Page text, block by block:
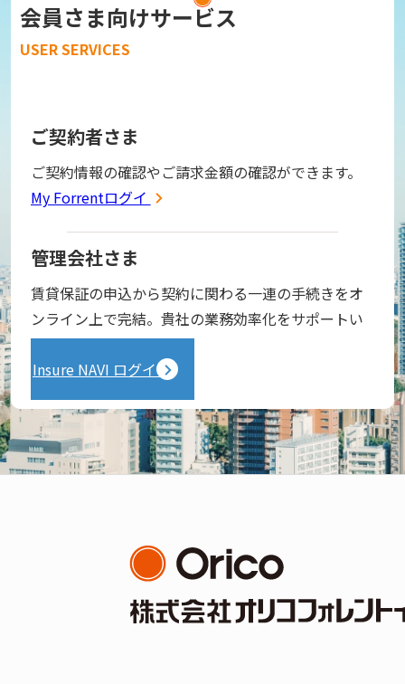
会員さま向けサービス
USER SERVICES
ご契約者さま
ご契約情報の確認やご請求金額の確認ができます。
My Forrentログイン
管理会社さま
賃貸保証の申込から契約に関わる一連の手続きをオ
ンライン上で完結。貴社の業務効率化をサポートい
たします。
Insure NAVI ログイン